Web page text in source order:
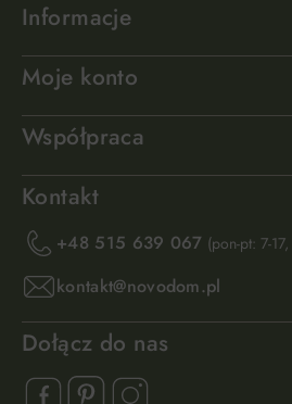
Informacje
Moje konto
Współpraca
Kontakt
+48 515 639 067 (pon-pt: 7-
kontakt@novodom.pl
Dołącz do nas